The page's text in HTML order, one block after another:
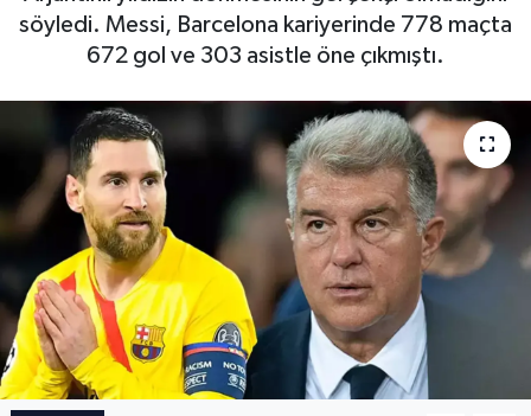
söyledi. Messi, Barcelona kariyerinde 778 maçta
672 gol ve 303 asistle öne çıkmıştı.
İngiltere Premier Lig
Almanya Bundesliga
La Liga
Serie A
İngiltere Premier Lig
La Liga
Almanya Bundesliga
Serie A
Fransa Ligue 1
Eredevise
Portekiz Ligi